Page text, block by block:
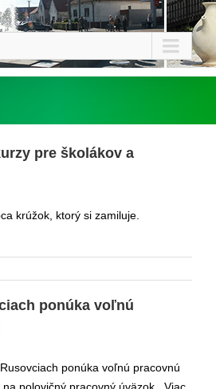
pre školákov a
krúžok, ktorý si zamiluje.
ponúka voľnú
ponúka voľnú pracovnú